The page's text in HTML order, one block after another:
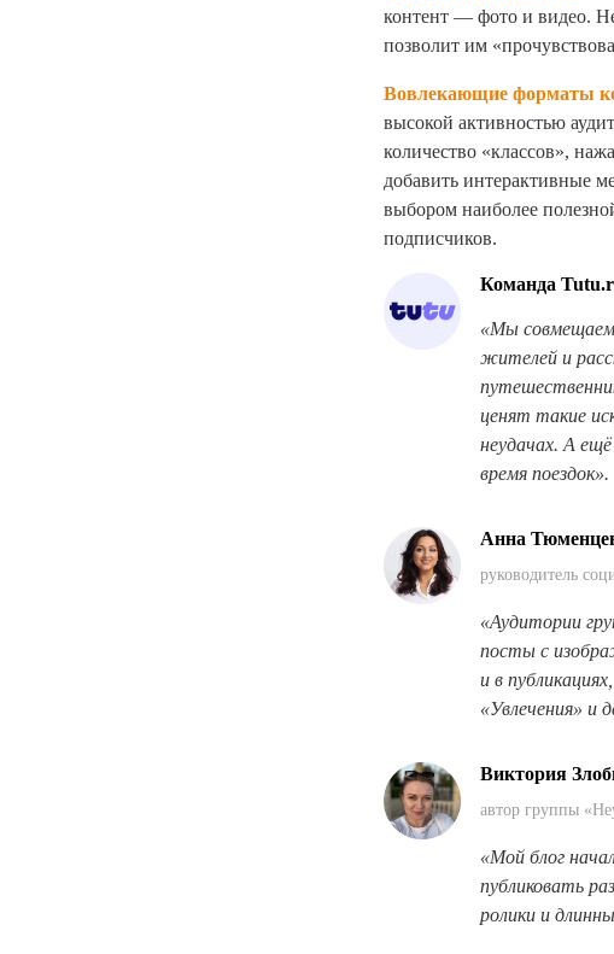
контент — фото и видео.
позволит им
Вовлекающие форматы
высокой активностью
количество «классов»,
добавить интерактивные
выбором наиболее
подписчиков.
Команда
«Мы
жителей и
ценят такие
неудачах. А
время поездок».
Анна
руководитель
«Аудитории
посты с
и в
«Увлечения» и
Виктория
автор группы
«Мой блог
публиковать
ролики и